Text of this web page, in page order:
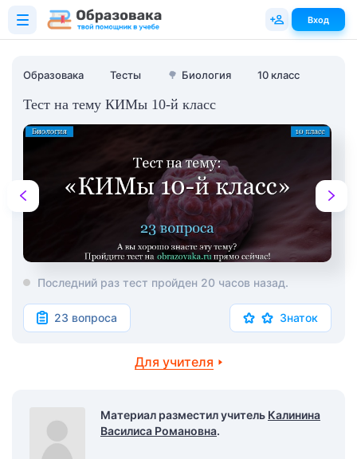
Образовака Тесты 🌳 Биология 10 класс
Тест на тему КИМы 10-й класс
Последний раз тест пройден 20 часов назад.
23 вопроса Знаток
Для учителя
Материал разместил учитель Калинина
Василиса Романовна.
Вход